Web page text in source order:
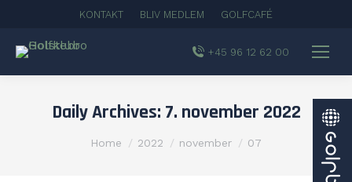
KONTAKT BLIV MEDLEM GOLFCAFÉ
+45 96 12 62 00
Daily Archives: 7. november 2022
You are here:
Home 2022 november 07